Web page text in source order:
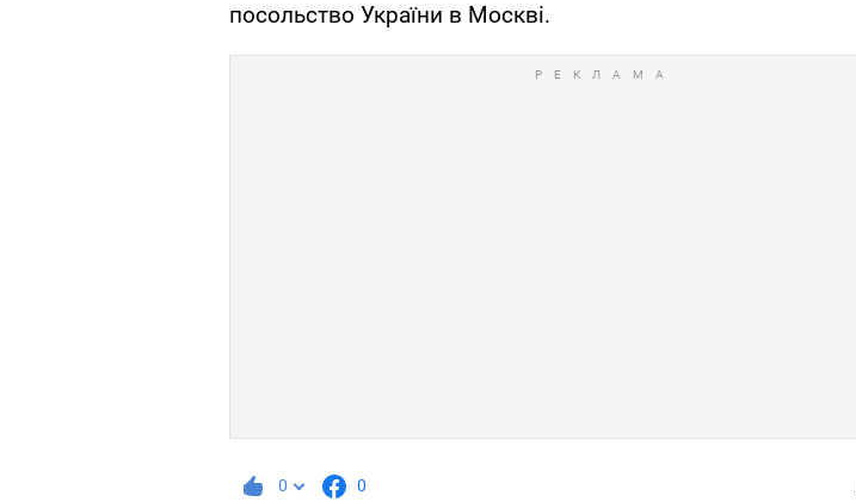
посольство України в Москві.
0 0